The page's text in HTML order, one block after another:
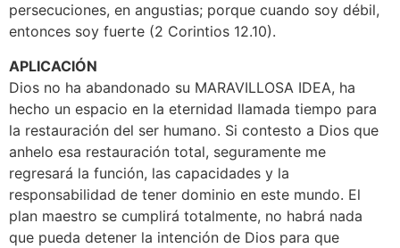
persecuciones, en angustias; porque cuando soy débil,
entonces soy fuerte (2 Corintios 12.10).
APLICACIÓN
Dios no ha abandonado su MARAVILLOSA IDEA, ha
hecho un espacio en la eternidad llamada tiempo para
la restauración del ser humano. Si contesto a Dios que
anhelo esa restauración total, seguramente me
regresará la función, las capacidades y la
responsabilidad de tener dominio en este mundo. El
plan maestro se cumplirá totalmente, no habrá nada
que pueda detener la intención de Dios para que